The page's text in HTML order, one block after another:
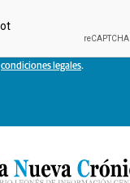
condiciones legales.